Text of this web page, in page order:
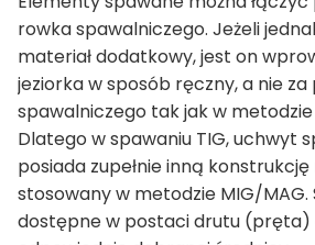
rowka spawalniczego. Jeżeli
materiał dodatkowy, jest on
jeziorka w sposób ręczny, a nie
spawalniczego tak jak w metodzie
Dlatego w spawaniu TIG, uchwyt
posiada zupełnie inną
stosowany w metodzie MIG/MAG.
dostępne w postaci drutu (pręta)